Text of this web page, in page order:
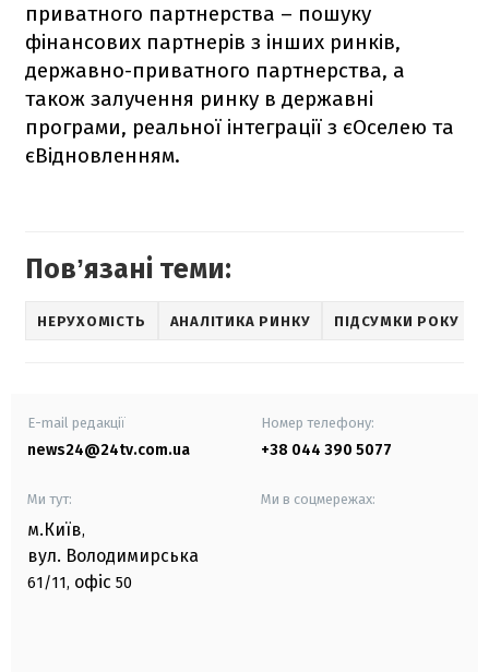
приватного партнерства – пошуку
фінансових партнерів з інших ринків,
державно-приватного партнерства, а
також залучення ринку в державні
програми, реальної інтеграції з єОселею та
єВідновленням.
Повʼязані теми:
НЕРУХОМІСТЬ АНАЛІТИКА РИНКУ ПІДСУМКИ РОКУ
E-mail редакції
news24@24tv.com.ua
Номер телефону:
+38 044 390 5077
Ми тут:
м.Київ,
вул. Володимирська
61/11, офіс 50
Ми в соцмережах: